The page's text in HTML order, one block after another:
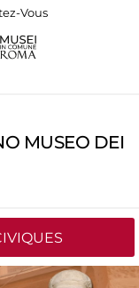
Vous
MUSEO DEI